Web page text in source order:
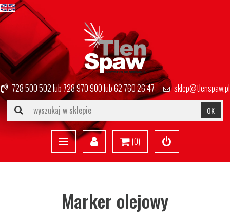
728 500 502lub728 970 900lub62 760 26 47 sklep@tlenspaw.pl
OK
(0)
Marker olejowy